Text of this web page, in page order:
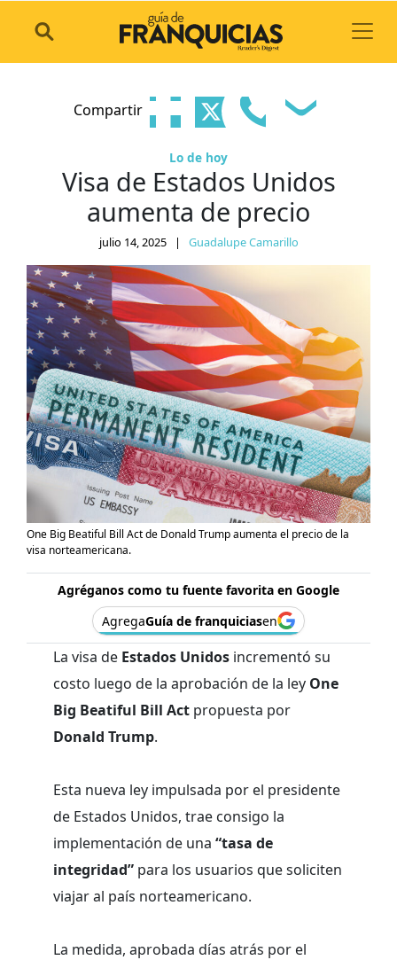
Compartir
Lo de hoy
Visa de Estados Unidos
aumenta de precio
julio 14, 2025 | Guadalupe Camarillo
One Big Beatiful Bill Act de Donald Trump aumenta el precio de la
visa norteamericana.
Agréganos como tu fuente favorita en Google
AgregaGuía de franquiciasen
La visa de Estados Unidos incrementó su
costo luego de la aprobación de la ley One
Big Beatiful Bill Act propuesta por
Donald Trump.
Esta nueva ley impulsada por el presidente
de Estados Unidos, trae consigo la
implementación de una “tasa de
integridad” para los usuarios que soliciten
viajar al país norteamericano.
La medida, aprobada días atrás por el